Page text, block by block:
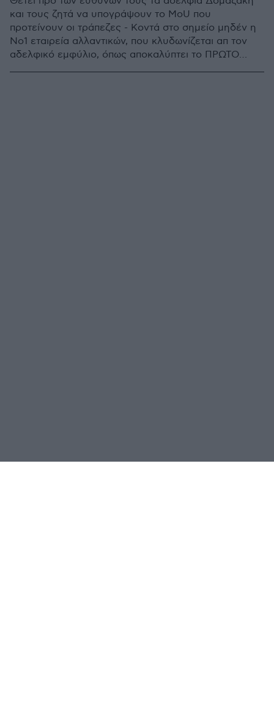
και τους ζητά να υπογράψουν το MoU που
προτείνουν οι τράπεζες - Κοντά στο σημείο μηδέν η
Νο1 εταιρεία αλλαντικών, που κλυδωνίζεται απ τον
αδελφικό εμφύλιο, όπως αποκαλύπτει το ΠΡΩΤΟ